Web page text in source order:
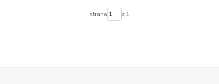
strana z 1